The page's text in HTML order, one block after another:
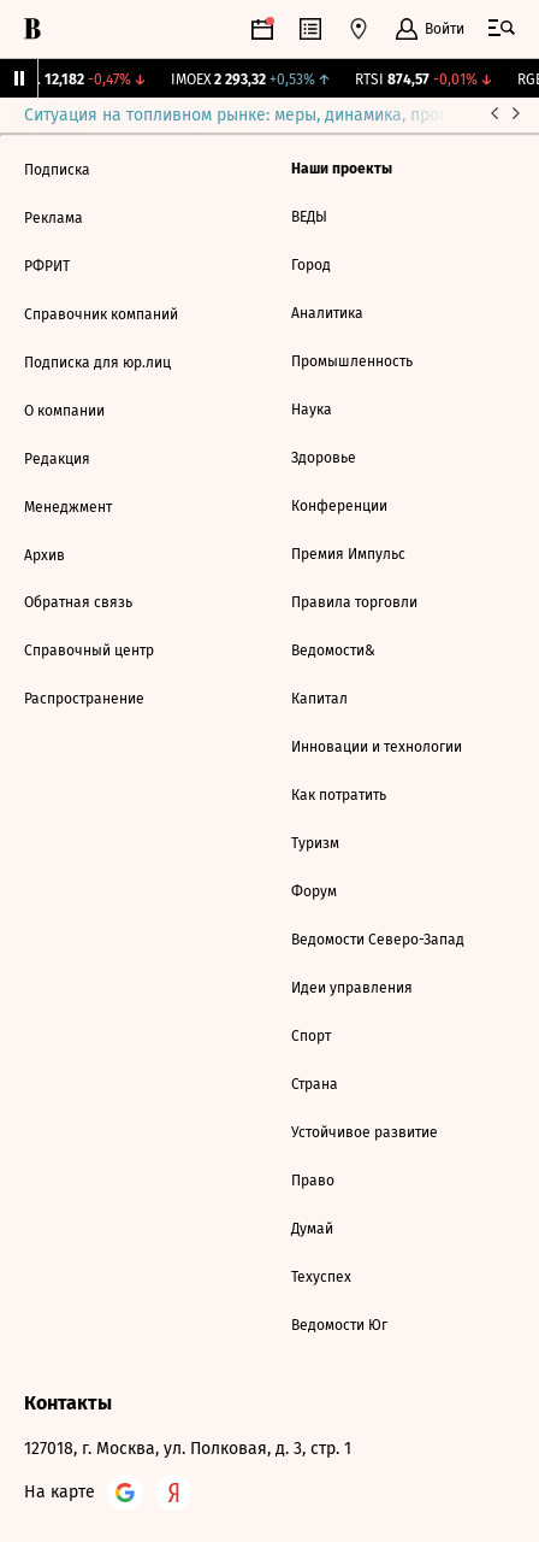
Войти
12,182 -0,47%↓ IMOEX 2 293,32 +0,53%↑ RTSI 874,57 -0,01%↓
Ситуация на топливном рынке: меры, динамика, прогнозы
Подписка
Реклама
РФРИТ
Справочник компаний
Подписка для юр.лиц
О компании
Редакция
Менеджмент
Архив
Обратная связь
Справочный центр
Распространение
Наши проекты
ВЕДЫ
Город
Аналитика
Промышленность
Наука
Здоровье
Конференции
Премия Импульс
Правила торговли
Ведомости&
Капитал
Инновации и технологии
Как потратить
Туризм
Форум
Ведомости Северо-Запад
Идеи управления
Спорт
Страна
Устойчивое развитие
Право
Думай
Техуспех
Ведомости Юг
Контакты
127018, г. Москва, ул. Полковая, д. 3, стр. 1
На карте